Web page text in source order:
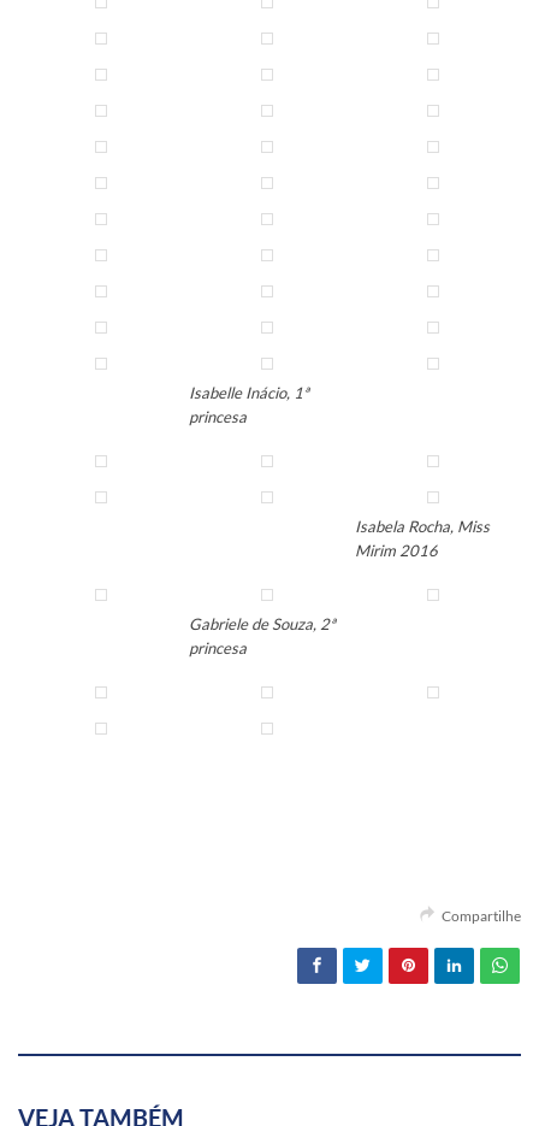
Isabelle Inácio, 1ª
princesa
Isabela Rocha, Miss
Mirim 2016
Gabriele de Souza, 2ª
princesa
Compartilhe
VEJA TAMBÉM